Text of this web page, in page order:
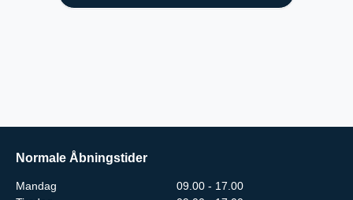
Normale Åbningstider
Mandag
09.00 - 17.00